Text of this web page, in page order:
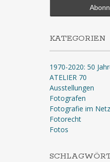
KATEGORIEN
1970-2020: 50
ATELIER 70
Ausstellungen
Fotografen
Fotografie im Netz
Fotorecht
Fotos